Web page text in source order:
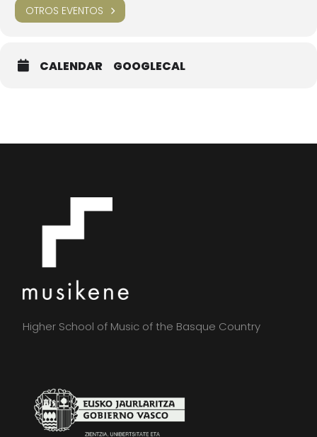
OTROS EVENTOS
CALENDAR GOOGLECAL
Higher School of Music of the Basque Country